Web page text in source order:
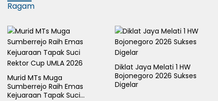
Ragam
Murid MTs Muga
Sumberrejo Raih Emas
Kejuaraan Tapak Suci
Diklat Jaya Melati 1 HW
Bojonegoro 2026 Sukses
Digelar